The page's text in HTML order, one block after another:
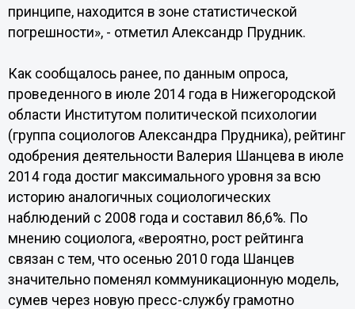
принципе, находится в зоне статистической
погрешности», - отметил Александр Прудник.
Как сообщалось ранее, по данным опроса,
проведенного в июле 2014 года в Нижегородской
области Институтом политической психологии
(группа социологов Александра Прудника), рейтинг
одобрения деятельности Валерия Шанцева в июле
2014 года достиг максимального уровня за всю
историю аналогичных социологических
наблюдений с 2008 года и составил 86,6%. По
мнению социолога, «вероятно, рост рейтинга
связан с тем, что осенью 2010 года Шанцев
значительно поменял коммуникационную модель,
сумев через новую пресс-службу грамотно